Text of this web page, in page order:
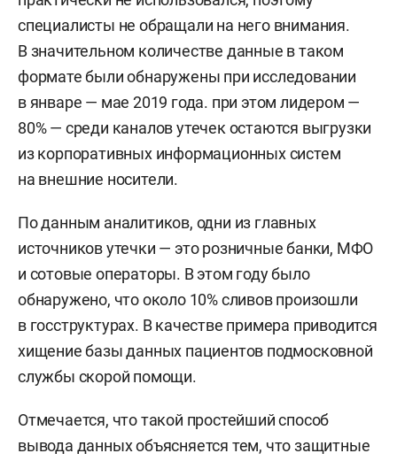
специалисты не обращали на него внимания.
В значительном количестве данные в таком
формате были обнаружены при исследовании
в январе — мае 2019 года. при этом лидером —
80% — среди каналов утечек остаются выгрузки
из корпоративных информационных систем
на внешние носители.
По данным аналитиков, одни из главных
источников утечки — это розничные банки, МФО
и сотовые операторы. В этом году было
обнаружено, что около 10% сливов произошли
в госструктурах. В качестве примера приводится
хищение базы данных пациентов подмосковной
службы скорой помощи.
Отмечается, что такой простейший способ
вывода данных объясняется тем, что защитные